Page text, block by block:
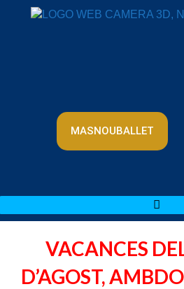
MASNOUBALLET
VACANCES
D’AGOST,